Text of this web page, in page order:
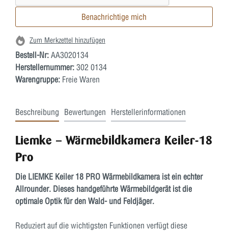
Benachrichtige mich
Zum Merkzettel hinzufügen
Bestell-Nr: AA3020134
Herstellernummer: 302 0134
Warengruppe: Freie Waren
Beschreibung Bewertungen Herstellerinformationen
Liemke – Wärmebildkamera Keiler-18
Pro
Die LIEMKE Keiler 18 PRO Wärmebildkamera ist ein echter
Allrounder. Dieses handgeführte Wärmebildgerät ist die
optimale Optik für den Wald- und Feldjäger.
Reduziert auf die wichtigsten Funktionen verfügt diese